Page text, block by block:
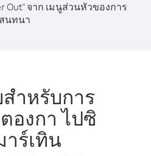
Out" จาก เมนูส่วนหัวของการ
สนทนา
ำหรับการ
องกา ไปซิ
ร์เทิน